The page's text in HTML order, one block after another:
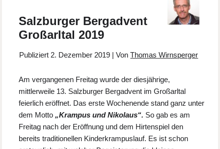
Salzburger Bergadvent
Großarltal 2019
Publiziert 2. Dezember 2019 |Von Thomas Wirnsperger
Am vergangenen Freitag wurde der diesjährige,
mittlerweile 13. Salzburger Bergadvent im Großarltal
feierlich eröffnet. Das erste Wochenende stand ganz unter
dem Motto „Krampus und Nikolaus“. So gab es am
Freitag nach der Eröffnung und dem Hirtenspiel den
bereits traditionellen Kinderkrampuslauf. Es ist schon